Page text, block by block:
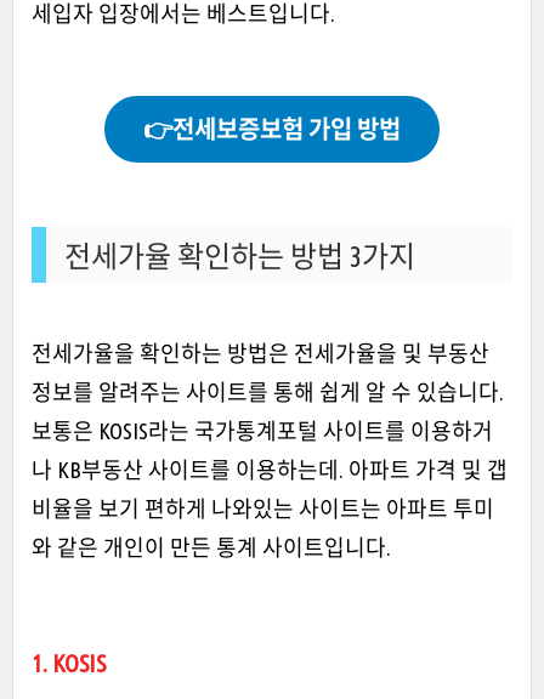
세입자 입장에서는 베스트입니다.
👉전세보증보험 가입 방법
전세가율 확인하는 방법 3가지
전세가율을 확인하는 방법은 전세가율을 및 부동산
정보를 알려주는 사이트를 통해 쉽게 알 수 있습니다.
보통은 KOSIS라는 국가통계포털 사이트를 이용하거
나 KB부동산 사이트를 이용하는데. 아파트 가격 및 갭
비율을 보기 편하게 나와있는 사이트는 아파트 투미
와 같은 개인이 만든 통계 사이트입니다.
1. KOSIS